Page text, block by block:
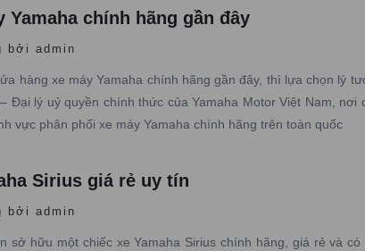
Yamaha chính hãng gần đây
bởi admin
hàng xe máy Yamaha chính hãng gần đây, thì lựa chọn lý
Đại lý uỷ quyền chính thức của Yamaha Motor Việt Nam, nơi
vực phân phối xe máy Yamaha chính hãng trên toàn quốc
Sirius giá rẻ uy tín
bởi admin
sở hữu một chiếc xe Yamaha Sirius chính hãng, giá rẻ và có